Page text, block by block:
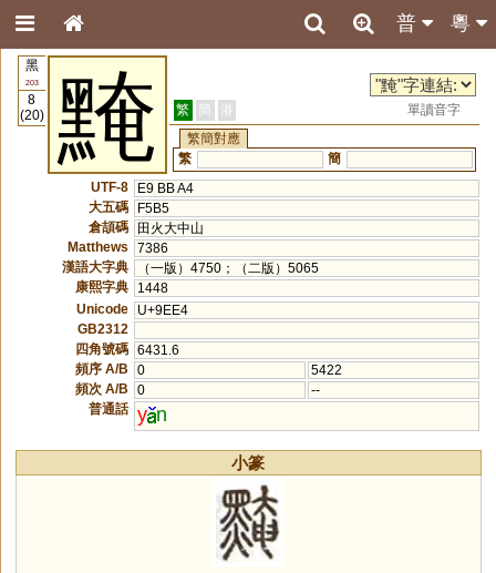
粵
普
黑
203
8
(20)
黤 繁 簡 港
單讀音字
繁簡對應
繁
簡
UTF-8
E9 BB A4
大五碼
F5B5
倉頡碼
田火大中山
Matthews
7386
漢語大字典
（一版）4750；（二版）5065
康熙字典
1448
Unicode
U+9EE4
GB2312
四角號碼 6431.6
頻序 A/B
0
5422
頻次 A/B
0
--
普通話 y n
小篆